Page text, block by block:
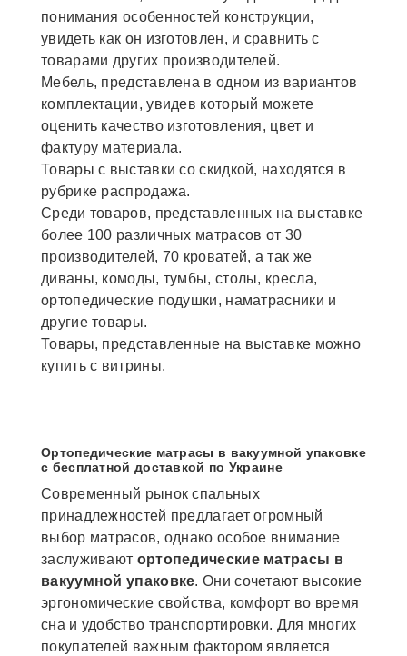
понимания особенностей конструкции,
увидеть как он изготовлен, и сравнить с
товарами других производителей.
Мебель, представлена в одном из вариантов
комплектации, увидев который можете
оценить качество изготовления, цвет и
фактуру материала.
Товары с выставки со скидкой, находятся в
рубрике распродажа.
Среди товаров, представленных на выставке
более 100 различных матрасов от 30
производителей, 70 кроватей, а так же
диваны, комоды, тумбы, столы, кресла,
ортопедические подушки, наматрасники и
другие товары.
Товары, представленные на выставке можно
купить с витрины.
Ортопедические матрасы в вакуумной упаковке
с бесплатной доставкой по Украине
Современный рынок спальных
принадлежностей предлагает огромный
выбор матрасов, однако особое внимание
заслуживают ортопедические матрасы в
вакуумной упаковке. Они сочетают высокие
эргономические свойства, комфорт во время
сна и удобство транспортировки. Для многих
покупателей важным фактором является